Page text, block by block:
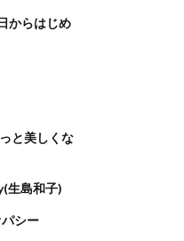
からはじめ
と美しくな
生島和子)
シー